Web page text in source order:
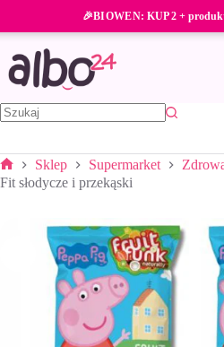
treści
🎉BIOWEN: KUP 2 +
Strona
Sklep Supermarket
Fit słodycze i przekąski